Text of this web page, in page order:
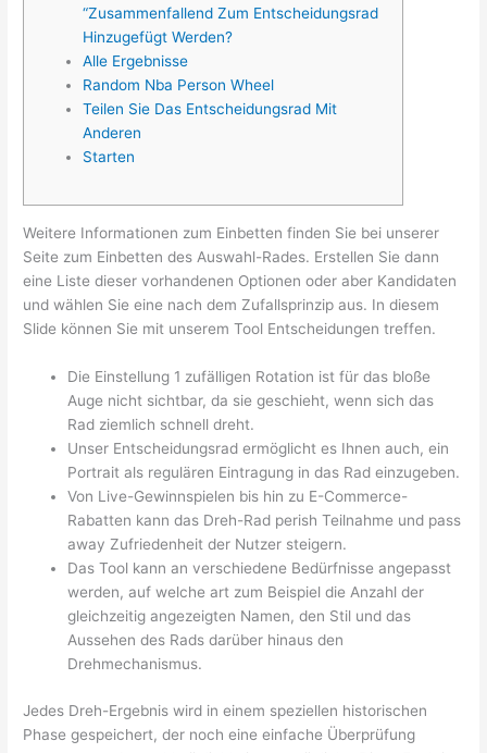
“Zusammenfallend Zum Entscheidungsrad
Hinzugefügt Werden?
Alle Ergebnisse
Random Nba Person Wheel
Teilen Sie Das Entscheidungsrad Mit
Anderen
Starten
Weitere Informationen zum Einbetten finden Sie bei unserer
Seite zum Einbetten des Auswahl-Rades. Erstellen Sie dann
eine Liste dieser vorhandenen Optionen oder aber Kandidaten
und wählen Sie eine nach dem Zufallsprinzip aus. In diesem
Slide können Sie mit unserem Tool Entscheidungen treffen.
Die Einstellung 1 zufälligen Rotation ist für das bloße
Auge nicht sichtbar, da sie geschieht, wenn sich das
Rad ziemlich schnell dreht.
Unser Entscheidungsrad ermöglicht es Ihnen auch, ein
Portrait als regulären Eintragung in das Rad einzugeben.
Von Live-Gewinnspielen bis hin zu E-Commerce-
Rabatten kann das Dreh-Rad perish Teilnahme und pass
away Zufriedenheit der Nutzer steigern.
Das Tool kann an verschiedene Bedürfnisse angepasst
werden, auf welche art zum Beispiel die Anzahl der
gleichzeitig angezeigten Namen, den Stil und das
Aussehen des Rads darüber hinaus den
Drehmechanismus.
Jedes Dreh-Ergebnis wird in einem speziellen historischen
Phase gespeichert, der noch eine einfache Überprüfung